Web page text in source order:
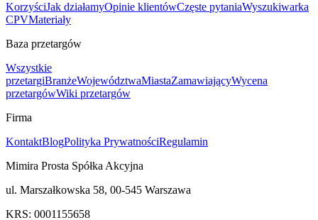
KorzyściJak działamyOpinie klientówCzęste pytaniaWyszukiwarka
CPVMateriały
Baza przetargów
Wszystkie
przetargiBranżeWojewództwaMiastaZamawiającyWycena
przetargówWiki przetargów
Firma
KontaktBlogPolityka PrywatnościRegulamin
Mimira Prosta Spółka Akcyjna
ul. Marszałkowska 58, 00-545 Warszawa
KRS: 0001155658